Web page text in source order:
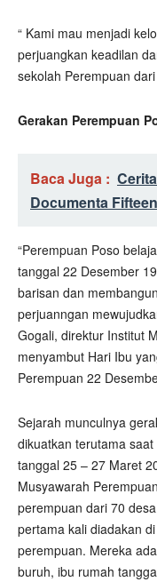
“ Kami mau menjadi
perjuangkan keadilan
sekolah Perempuan
Gerakan Perempuan
Baca Juga :
Documenta
“Perempuan Poso
tanggal 22 Desember
barisan dan
perjuanngan
Gogali, direktur Institut
menyambut Hari Ibu
Perempuan 22
Sejarah munculnya
dikuatkan terutama
tanggal 25 – 27 Maret
Musyawarah
perempuan dari 70
pertama kali diadakan
perempuan. Mereka
buruh, ibu rumah